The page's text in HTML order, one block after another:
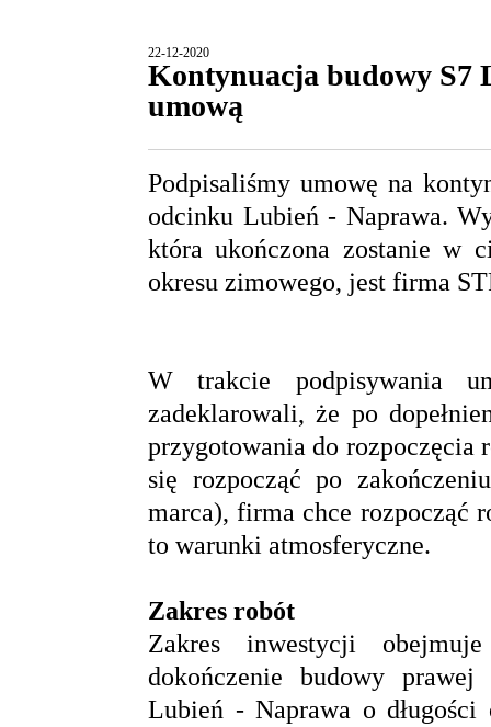
22-12-2020
Kontynuacja budowy S7
umową
Podpisaliśmy umowę na
odcinku Lubień - Naprawa.
która ukończona zostanie w
okresu zimowego, jest firma
W trakcie podpisywania
zadeklarowali, że po
przygotowania do rozpoczęcia
się rozpocząć po
marca), firma chce rozpocząć
to warunki atmosferyczne.
Zakres robót
Zakres inwestycji
dokończenie budowy
Lubień - Naprawa o